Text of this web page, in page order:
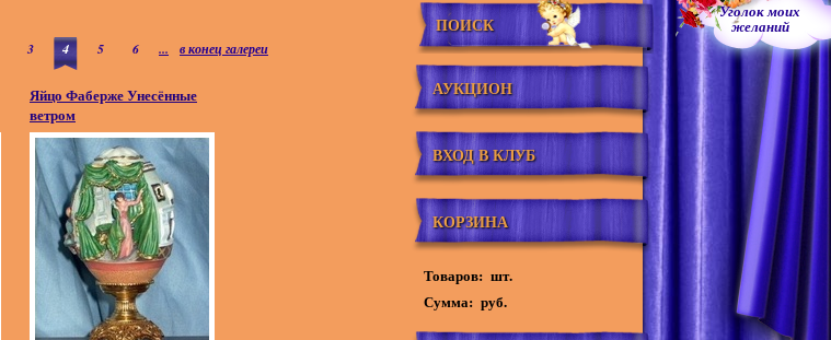
Уголок моих
желаний
3 4 5 6 ... в конец галереи
Яйцо Фаберже Унесённые
ветром
ПОИСК
АУКЦИОН
ВХОД В КЛУБ
КОРЗИНА
Товаров: шт.
Сумма: руб.